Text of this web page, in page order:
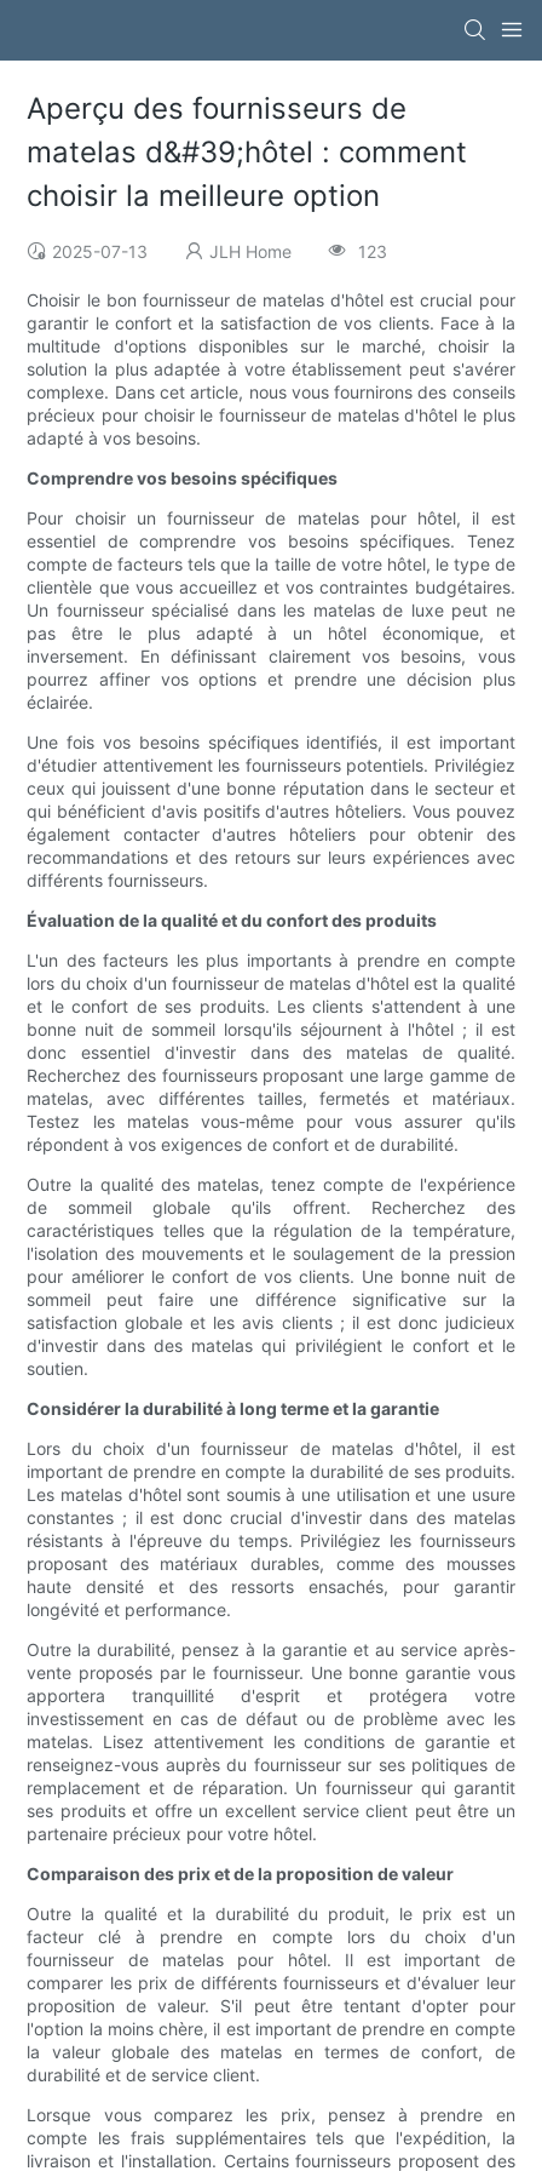
Aperçu des fournisseurs de
matelas d&#39;hôtel : comment
choisir la meilleure option
2025-07-13 JLH Home 123
Choisir le bon fournisseur de matelas d'hôtel est crucial pour
garantir le confort et la satisfaction de vos clients. Face à la
multitude d'options disponibles sur le marché, choisir la
solution la plus adaptée à votre établissement peut s'avérer
complexe. Dans cet article, nous vous fournirons des conseils
précieux pour choisir le fournisseur de matelas d'hôtel le plus
adapté à vos besoins.
Comprendre vos besoins spécifiques
Pour choisir un fournisseur de matelas pour hôtel, il est
essentiel de comprendre vos besoins spécifiques. Tenez
compte de facteurs tels que la taille de votre hôtel, le type de
clientèle que vous accueillez et vos contraintes budgétaires.
Un fournisseur spécialisé dans les matelas de luxe peut ne
pas être le plus adapté à un hôtel économique, et
inversement. En définissant clairement vos besoins, vous
pourrez affiner vos options et prendre une décision plus
éclairée.
Une fois vos besoins spécifiques identifiés, il est important
d'étudier attentivement les fournisseurs potentiels. Privilégiez
ceux qui jouissent d'une bonne réputation dans le secteur et
qui bénéficient d'avis positifs d'autres hôteliers. Vous pouvez
également contacter d'autres hôteliers pour obtenir des
recommandations et des retours sur leurs expériences avec
différents fournisseurs.
Évaluation de la qualité et du confort des produits
L'un des facteurs les plus importants à prendre en compte
lors du choix d'un fournisseur de matelas d'hôtel est la qualité
et le confort de ses produits. Les clients s'attendent à une
bonne nuit de sommeil lorsqu'ils séjournent à l'hôtel ; il est
donc essentiel d'investir dans des matelas de qualité.
Recherchez des fournisseurs proposant une large gamme de
matelas, avec différentes tailles, fermetés et matériaux.
Testez les matelas vous-même pour vous assurer qu'ils
répondent à vos exigences de confort et de durabilité.
Outre la qualité des matelas, tenez compte de l'expérience
de sommeil globale qu'ils offrent. Recherchez des
caractéristiques telles que la régulation de la température,
l'isolation des mouvements et le soulagement de la pression
pour améliorer le confort de vos clients. Une bonne nuit de
sommeil peut faire une différence significative sur la
satisfaction globale et les avis clients ; il est donc judicieux
d'investir dans des matelas qui privilégient le confort et le
soutien.
Considérer la durabilité à long terme et la garantie
Lors du choix d'un fournisseur de matelas d'hôtel, il est
important de prendre en compte la durabilité de ses produits.
Les matelas d'hôtel sont soumis à une utilisation et une usure
constantes ; il est donc crucial d'investir dans des matelas
résistants à l'épreuve du temps. Privilégiez les fournisseurs
proposant des matériaux durables, comme des mousses
haute densité et des ressorts ensachés, pour garantir
longévité et performance.
Outre la durabilité, pensez à la garantie et au service après-
vente proposés par le fournisseur. Une bonne garantie vous
apportera tranquillité d'esprit et protégera votre
investissement en cas de défaut ou de problème avec les
matelas. Lisez attentivement les conditions de garantie et
renseignez-vous auprès du fournisseur sur ses politiques de
remplacement et de réparation. Un fournisseur qui garantit
ses produits et offre un excellent service client peut être un
partenaire précieux pour votre hôtel.
Comparaison des prix et de la proposition de valeur
Outre la qualité et la durabilité du produit, le prix est un
facteur clé à prendre en compte lors du choix d'un
fournisseur de matelas pour hôtel. Il est important de
comparer les prix de différents fournisseurs et d'évaluer leur
proposition de valeur. S'il peut être tentant d'opter pour
l'option la moins chère, il est important de prendre en compte
la valeur globale des matelas en termes de confort, de
durabilité et de service client.
Lorsque vous comparez les prix, pensez à prendre en
compte les frais supplémentaires tels que l'expédition, la
livraison et l'installation. Certains fournisseurs proposent des